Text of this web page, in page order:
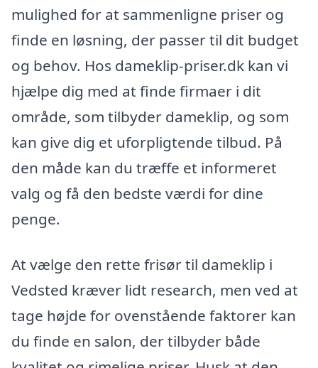
mulighed for at sammenligne priser og
finde en løsning, der passer til dit budget
og behov. Hos dameklip-priser.dk kan vi
hjælpe dig med at finde firmaer i dit
område, som tilbyder dameklip, og som
kan give dig et uforpligtende tilbud. På
den måde kan du træffe et informeret
valg og få den bedste værdi for dine
penge.
At vælge den rette frisør til dameklip i
Vedsted kræver lidt research, men ved at
tage højde for ovenstående faktorer kan
du finde en salon, der tilbyder både